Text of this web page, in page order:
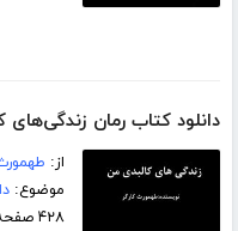
دانلود کتاب رمان زندگی‌های
از:
موضوع:
۴۲۸ صفحه